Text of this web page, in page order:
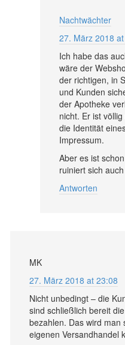
Nachtwächter
27. März 2018
Ich habe das
wäre der
der richtigen, in
und Kunden
der Apotheke
nicht. Er ist
die Identität
Impressum.
Aber es ist
ruiniert sich
Antworten
MK
27. März 2018 at 23:08
Nicht unbedingt – die
sind schließlich bereit
bezahlen. Das wird man
eigenen Versandhandel